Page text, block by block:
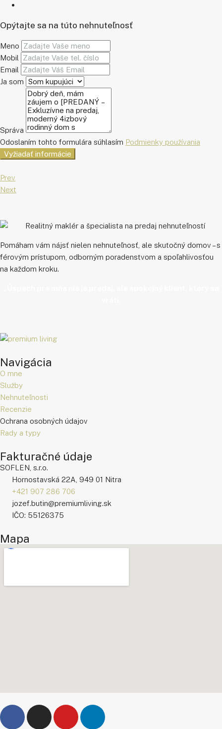
Opýtajte sa na túto nehnuteľnosť
Meno
Mobil
Email
Ja som
Správa
Odoslaním tohto formulára súhlasím Podmienky používania
Vyžiadať informácie
Prev
Next
Pomáham vám nájsť nielen nehnuteľnosť, ale skutočný domov – s
férovým prístupom, odborným poradenstvom a spoľahlivosťou
na každom kroku.
Navigácia
O mne
Služby
Nehnuteľnosti
Recenzie
Ochrana osobných údajov
Rady a typy
Fakturačné údaje
SOFLEN, s.r.o.
Hornostavská 22A, 949 01 Nitra
+421 907 286 706
jozef.butin@premiumliving.sk
IČO: 55126375
Mapa